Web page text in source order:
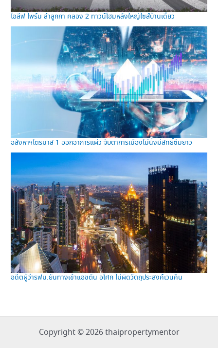
ไอลีฟ ไพร์ม ลำลูกกา คลอง 2 ทาวน์โฮมหลังใหญ่ไซส์บ้านเดี่ยว
อสังหาฯไตรมาส 1 ออกอาการแผ่ว จับตาการเมืองไม่นิ่งมีสิทธิ์ซึมยาว
อดีตผู้ว่ารฟม.ยันทางเข้าแอชตัน อโศก ไม่ผิดวัตถุประสงค์เวนคืน
Copyright © 2026 thaipropertymentor